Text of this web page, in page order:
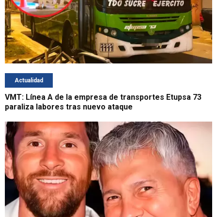
Actualidad
VMT: Línea A de la empresa de transportes Etupsa 73
paraliza labores tras nuevo ataque